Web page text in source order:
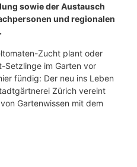
sowie der Austausch
und regionalen
Zucht plant oder
Setzlinge im Garten vor
fündig: Der neu ins Leben
Zürich vereint
Gartenwissen mit dem